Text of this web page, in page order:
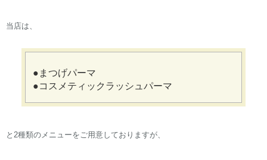
当店は、
●まつげパーマ
●コスメティックラッシュパーマ
と2種類のメニューをご用意しておりますが、